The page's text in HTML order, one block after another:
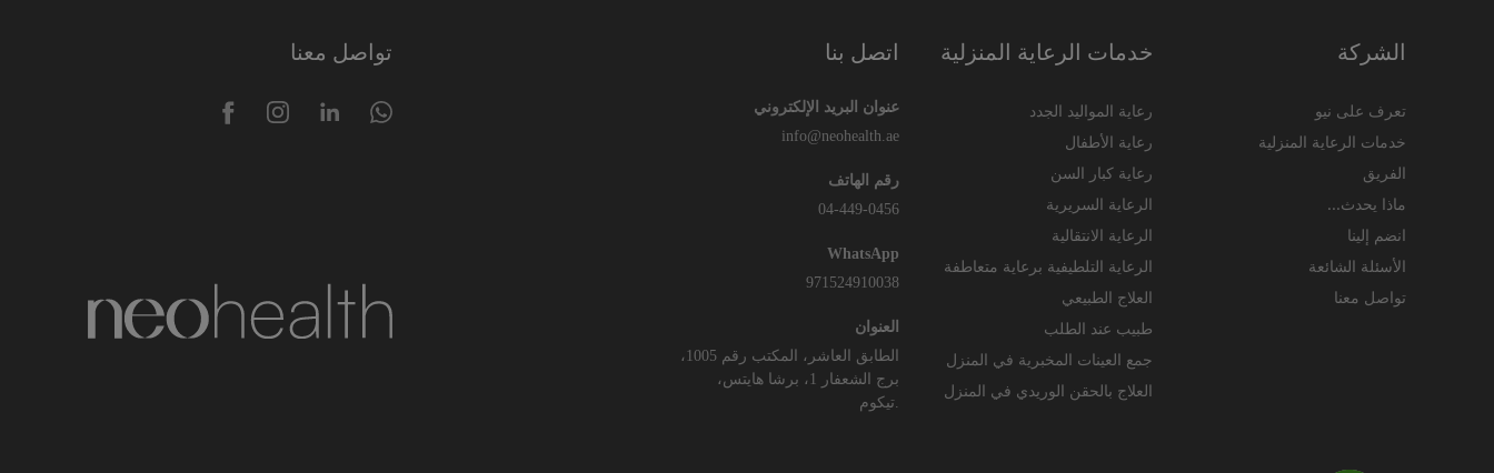
الشركة
تعرف على نيو
خدمات الرعاية المنزلية
الفريق
ماذا يحدث...
انضم إلينا
الأسئلة الشائعة
تواصل معنا
خدمات الرعاية المنزلية
رعاية المواليد الجدد
رعاية الأطفال
رعاية كبار السن
الرعاية السريرية
الرعاية الانتقالية
الرعاية التلطيفية برعاية متعاطفة
العلاج الطبيعي
طبيب عند الطلب
جمع العينات المخبرية في المنزل
العلاج بالحقن الوريدي في المنزل
اتصل بنا
عنوان البريد الإلكتروني
info@neohealth.ae
رقم الهاتف
04-449-0456
WhatsApp
971524910038
العنوان
الطابق العاشر، المكتب رقم 1005،
برج الشعفار 1، برشا هايتس،
تواصل معنا